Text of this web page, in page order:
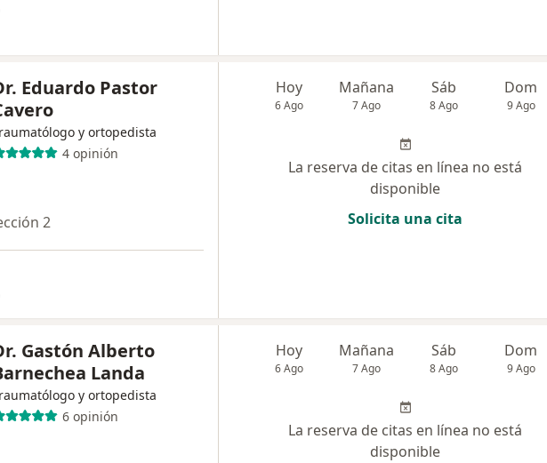
Eduardo Pastor
y ortopedista
4 opinión
2
Hoy
6 Ago
Mañana
7 Ago
Sáb
8 Ago
Dom
9 Ago
La reserva de citas en línea no está
disponible
Solicita una cita
Gastón Alberto
Landa
y ortopedista
6 opinión
Hoy
6 Ago
Mañana
7 Ago
Sáb
8 Ago
Dom
9 Ago
La reserva de citas en línea no está
disponible